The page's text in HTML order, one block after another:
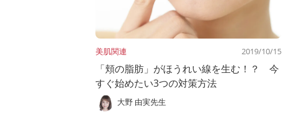
美肌関連 2019/10/15
「頬の脂肪」がほうれい線を生む！？ 今
すぐ始めたい3つの対策方法
大野 由実先生